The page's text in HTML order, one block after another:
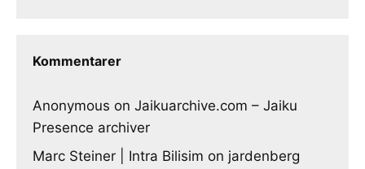
Kommentarer
Anonymous on Jaikuarchive.com – Jaiku
Presence archiver
Marc Steiner | Intra Bilisim on jardenberg